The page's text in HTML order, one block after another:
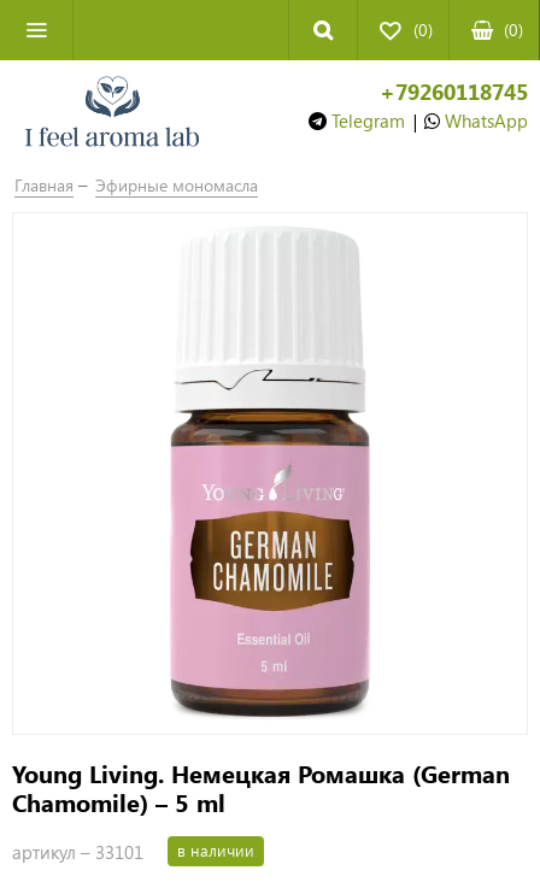
(0) (0)
+79260118745
Telegram | WhatsApp
Главная Эфирные мономасла
Young Living. Немецкая Ромашка (German
Chamomile) – 5 ml
артикул – 33101 в наличии